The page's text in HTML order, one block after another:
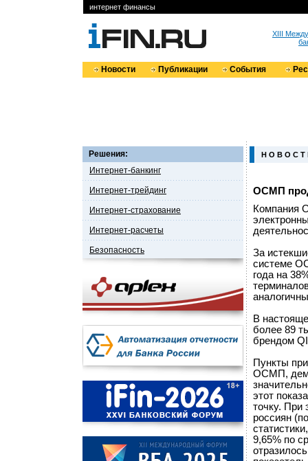
интернет финансы
XIII
Новости Публикации События
Решения:
Интернет-банкинг
Интернет-трейдинг
Интернет-страхование
Интернет-расчеты
Безопасность
Н О В О С Т
ОСМП
Компания
За
системе
года на
В
более 89
брендом
Пункты
ОСМП,
этот
точку. При
россиян
9,65% по